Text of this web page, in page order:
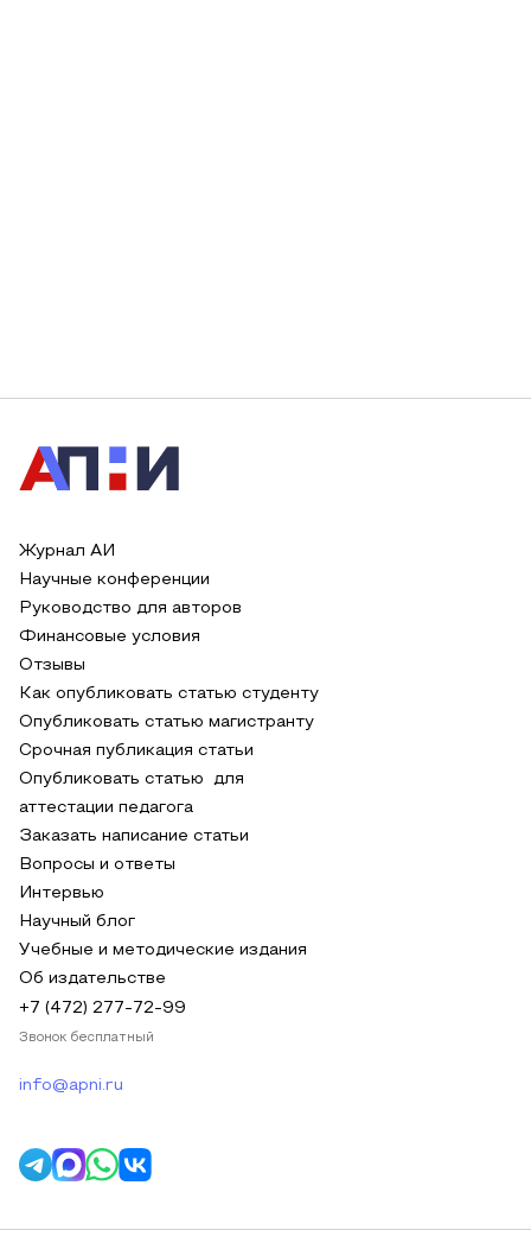
Журнал АИ
Научные конференции
Руководство для авторов
Финансовые условия
Отзывы
Как опубликовать статью студенту
Опубликовать статью магистранту
Срочная публикация статьи
Опубликовать статью для
аттестации педагога
Заказать написание статьи
Вопросы и ответы
Интервью
Научный блог
Учебные и методические издания
Об издательстве
+7 (472) 277-72-99
Звонок бесплатный
info@apni.ru